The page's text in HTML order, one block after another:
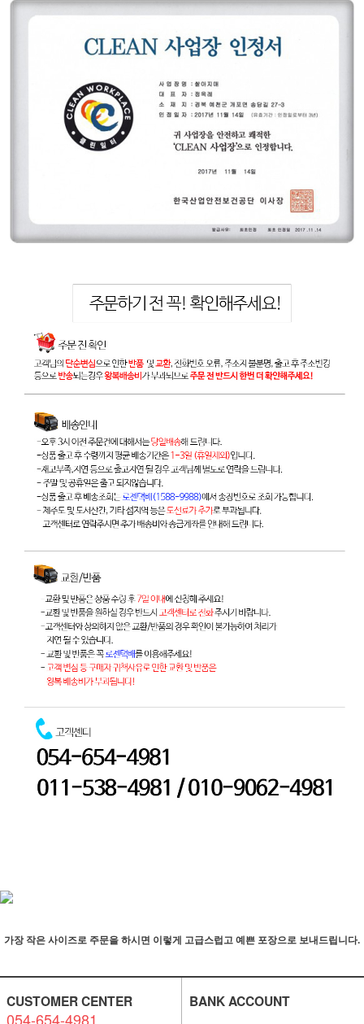
가장 작은 사이즈로 주문을 하시면 이렇게 고급스럽고 예쁜 포장으로 보내드립니다.
CUSTOMER CENTER
054-654-4981
BANK ACCOUNT